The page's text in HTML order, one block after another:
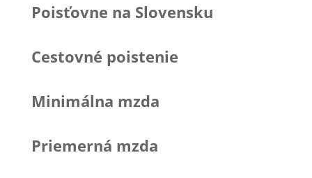
Poisťovne na Slovensku
Cestovné poistenie
Minimálna mzda
Priemerná mzda